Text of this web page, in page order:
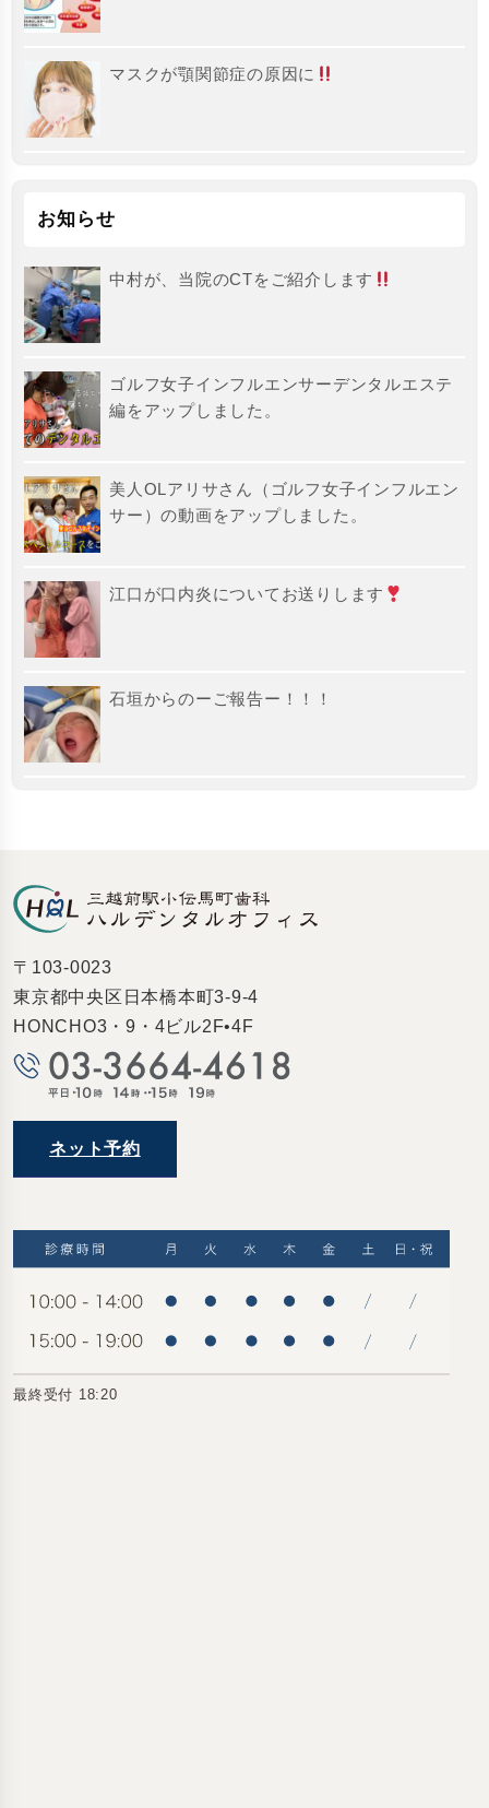
マスクが顎関節症の原因に
お知らせ
中村が、当院のCTをご紹介します
ゴルフ女子インフルエンサーデンタルエステ
編をアップしました。
美人OLアリサさん（ゴルフ女子インフルエン
サー）の動画をアップしました。
江口が口内炎についてお送りします
石垣からのーご報告ー！！！
〒103-0023
東京都中央区日本橋本町3-9-4
HONCHO3・9・4ビル2F•4F
ネット予約
最終受付 18:20